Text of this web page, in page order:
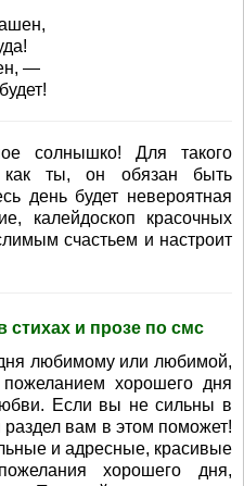
—
солнышко! Для такого
как ты, он обязан быть
день будет невероятная
калейдоскоп красочных
счастьем и настроит
стихах и прозе по смс
любимому или любимой,
хорошего дня
Если вы не сильны в
вам в этом поможет!
и адресные, красивые
хорошего дня,